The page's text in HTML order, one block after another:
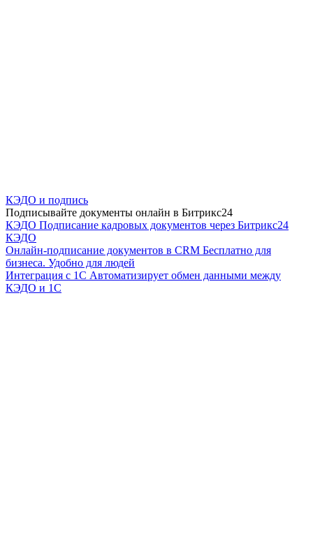
КЭДО и подпись
Подписывайте документы онлайн в Битрикс24
КЭДО Подписание кадровых документов через Битрикс24
КЭДО
Онлайн-подписание документов в CRM Бесплатно для
бизнеса. Удобно для людей
Интеграция с 1С Автоматизирует обмен данными между
КЭДО и 1С